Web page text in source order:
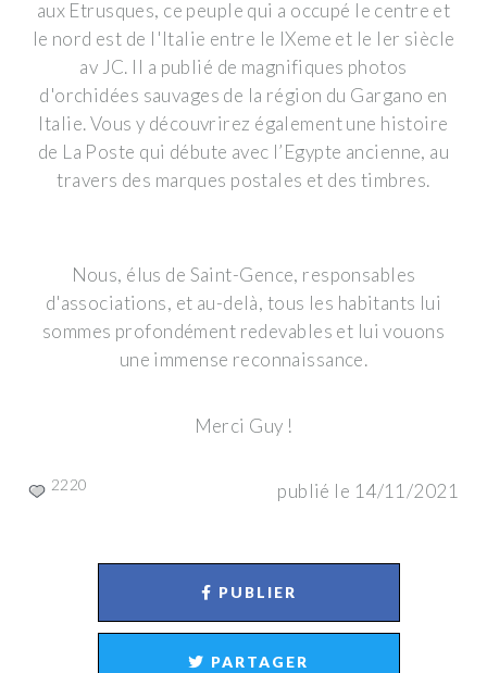
aux Etrusques, ce peuple qui a occupé le centre et
le nord est de l'Italie entre le IXeme et le Ier siècle
av JC. Il a publié de magnifiques photos
d'orchidées sauvages de la région du Gargano en
Italie. Vous y découvrirez également une histoire
de La Poste qui débute avec l’Egypte ancienne, au
travers des marques postales et des timbres.
Nous, élus de Saint-Gence, responsables
d'associations, et au-delà, tous les habitants lui
sommes profondément redevables et lui vouons
une immense reconnaissance.
Merci Guy !
publié le 14/11/2021
2220
PUBLIER
PARTAGER